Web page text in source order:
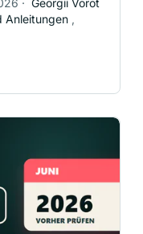
…
· Georgii Vorot
Anleitungen ,